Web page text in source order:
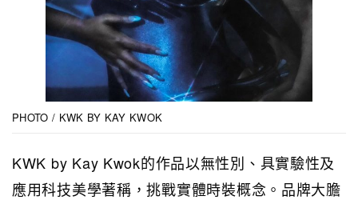
PHOTO / KWK BY KAY KWOK
KWK by Kay Kwok的作品以無性別、具實驗性及
應用科技美學著稱，挑戰實體時裝概念。品牌大膽